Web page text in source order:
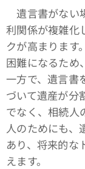
遺言書がない
利関係が複雑化
クが高まります
困難になるため
一方で、遺言書
づいて遺産が分
でなく、相続人
人のためにも、
あり、将来的な
えます。